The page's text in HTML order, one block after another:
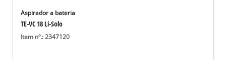
Aspirador a bateria
TE-VC 18 Li-Solo
Item nº.: 2347120